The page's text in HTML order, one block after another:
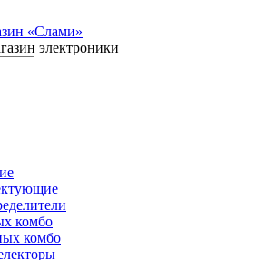
электроники
комбо
комбо